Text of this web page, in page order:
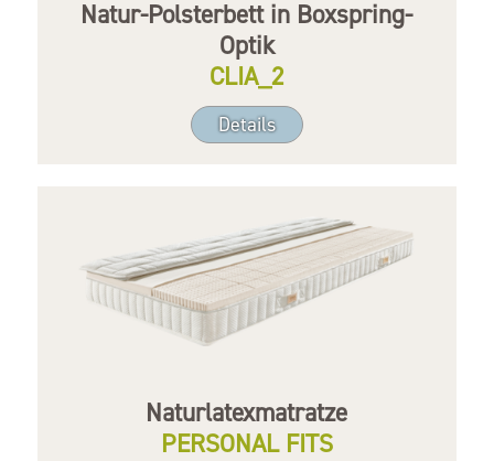
Natur-Polsterbett in Boxspring-
Optik
CLIA_2
Details
Naturlatexmatratze
PERSONAL FITS